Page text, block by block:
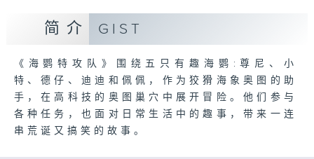
简介 GIST
《海鹦特攻队》围绕五只有趣海鹦:尊尼、小
特、德仔、迪迪和佩佩，作为狡猾海象奥图的助
手，在高科技的奥图巢穴中展开冒险。他们参与
各种任务，也面对日常生活中的趣事，带来一连
串荒诞又搞笑的故事。